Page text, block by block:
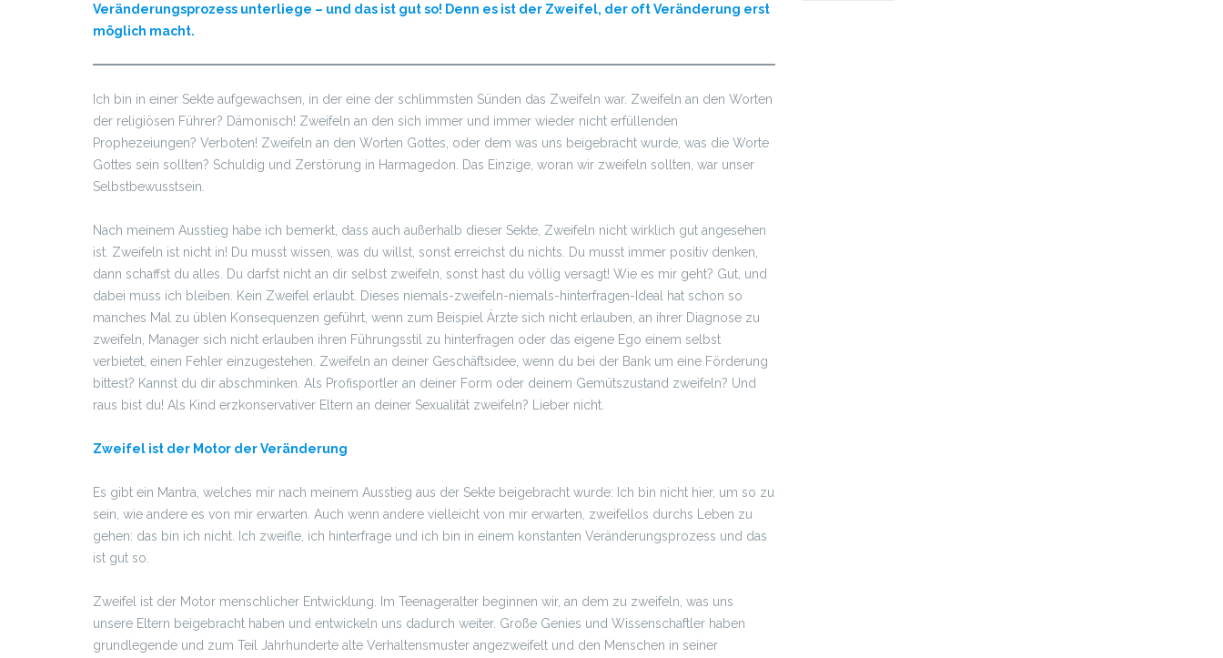
Veränderungsprozess unterliege – und das ist gut so! Denn es ist der Zweifel, der oft Veränderung erst
möglich macht.
Ich bin in einer Sekte aufgewachsen, in der eine der schlimmsten Sünden das Zweifeln war. Zweifeln an den Worten
der religiösen Führer? Dämonisch! Zweifeln an den sich immer und immer wieder nicht erfüllenden
Prophezeiungen? Verboten! Zweifeln an den Worten Gottes, oder dem was uns beigebracht wurde, was die Worte
Gottes sein sollten? Schuldig und Zerstörung in Harmagedon. Das Einzige, woran wir zweifeln sollten, war unser
Selbstbewusstsein.
Nach meinem Ausstieg habe ich bemerkt, dass auch außerhalb dieser Sekte, Zweifeln nicht wirklich gut angesehen
ist. Zweifeln ist nicht in! Du musst wissen, was du willst, sonst erreichst du nichts. Du musst immer positiv denken,
dann schaffst du alles. Du darfst nicht an dir selbst zweifeln, sonst hast du völlig versagt! Wie es mir geht? Gut, und
dabei muss ich bleiben. Kein Zweifel erlaubt. Dieses niemals-zweifeln-niemals-hinterfragen-Ideal hat schon so
manches Mal zu üblen Konsequenzen geführt, wenn zum Beispiel Ärzte sich nicht erlauben, an ihrer Diagnose zu
zweifeln, Manager sich nicht erlauben ihren Führungsstil zu hinterfragen oder das eigene Ego einem selbst
verbietet, einen Fehler einzugestehen. Zweifeln an deiner Geschäftsidee, wenn du bei der Bank um eine Förderung
bittest? Kannst du dir abschminken. Als Profisportler an deiner Form oder deinem Gemütszustand zweifeln? Und
raus bist du! Als Kind erzkonservativer Eltern an deiner Sexualität zweifeln? Lieber nicht.
Zweifel ist der Motor der Veränderung
Es gibt ein Mantra, welches mir nach meinem Ausstieg aus der Sekte beigebracht wurde: Ich bin nicht hier, um so zu
sein, wie andere es von mir erwarten. Auch wenn andere vielleicht von mir erwarten, zweifellos durchs Leben zu
gehen: das bin ich nicht. Ich zweifle, ich hinterfrage und ich bin in einem konstanten Veränderungsprozess und das
ist gut so.
Zweifel ist der Motor menschlicher Entwicklung. Im Teenageralter beginnen wir, an dem zu zweifeln, was uns
unsere Eltern beigebracht haben und entwickeln uns dadurch weiter. Große Genies und Wissenschaftler haben
grundlegende und zum Teil Jahrhunderte alte Verhaltensmuster angezweifelt und den Menschen in seiner